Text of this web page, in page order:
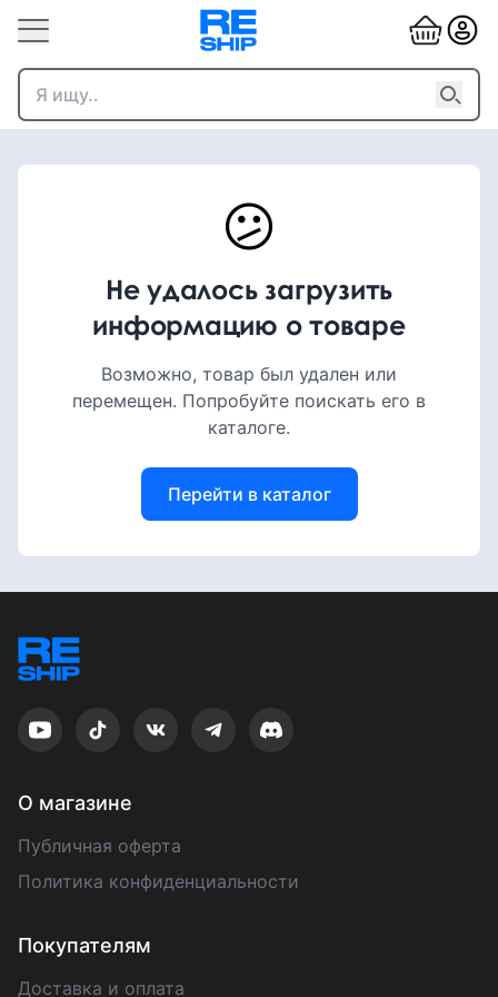
😕
Не удалось загрузить
информацию о товаре
Возможно, товар был удален или
перемещен. Попробуйте поискать его в
каталоге.
Перейти в каталог
О магазине
Публичная оферта
Политика конфиденциальности
Покупателям
Доставка и оплата